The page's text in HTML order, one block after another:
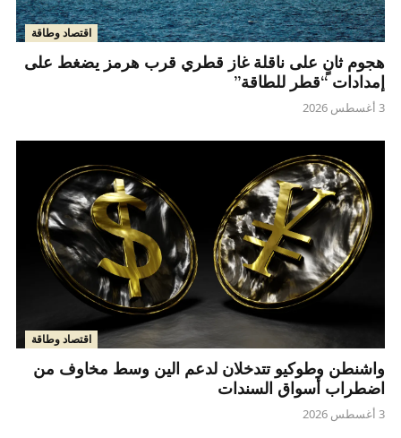
اقتصاد وطاقة
هجوم ثانٍ على ناقلة غاز قطري قرب هرمز يضغط على
إمدادات “قطر للطاقة”
3 أغسطس 2026
اقتصاد وطاقة
واشنطن وطوكيو تتدخلان لدعم الين وسط مخاوف من
اضطراب أسواق السندات
3 أغسطس 2026